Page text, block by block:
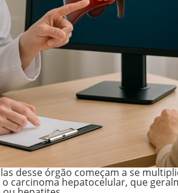
desse órgão começam a se
carcinoma hepatocelular, que